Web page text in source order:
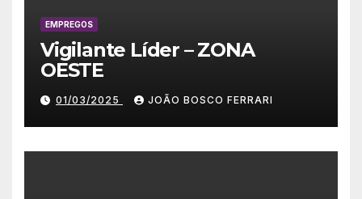
EMPREGOS
Vigilante Líder – ZONA
OESTE
01/03/2025 JOÃO BOSCO FERRARI